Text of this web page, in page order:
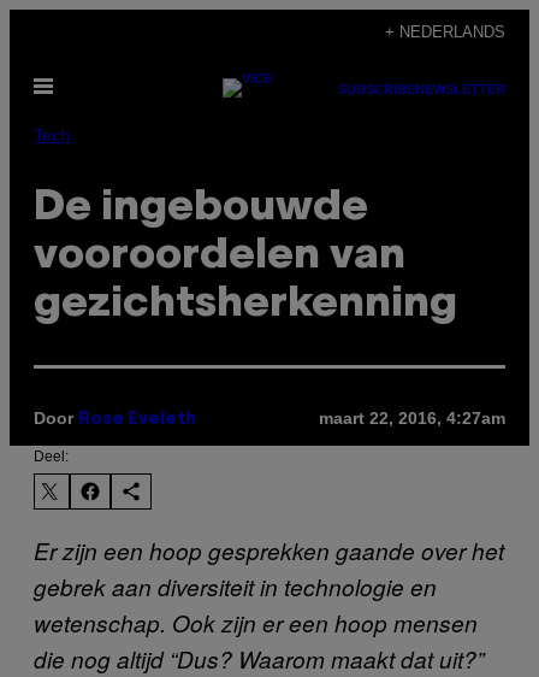
de
inhoud
+ NEDERLANDS
Open
SUBSCRIBENEWSLETTER
Tech
De ingebouwde
vooroordelen van
gezichtsherkenning
Door Rose Eveleth maart 22, 2016, 4:27am
Deel:
Er zijn een hoop gesprekken gaande over het
gebrek aan diversiteit in technologie en
wetenschap. Ook zijn er een hoop mensen
die nog altijd “Dus? Waarom maakt dat uit?”